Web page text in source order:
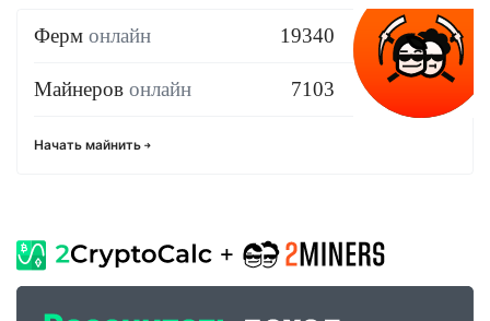
Ферм онлайн 19340
Майнеров онлайн 7103
Начать майнить